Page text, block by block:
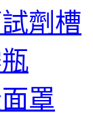
劑槽
罩